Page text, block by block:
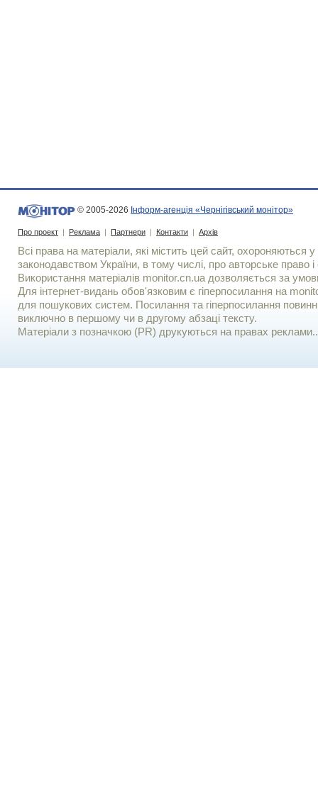
© 2005-2026 Інформ-агенція «Чернігівський монітор»
Про проект | Реклама | Партнери | Контакти | Архів
Всі права на матеріали, які містить цей сайт, охороняються у
законодавством України, в тому числі, про авторське право і
Використання матерiалiв monitor.cn.ua дозволяється за
Для iнтернет-видань обов'язковим є гiперпосилання на
для пошукових систем. Посилання та гіперпосилання
виключно в першому чи в другому абзаці тексту.
Матеріали з позначкою (PR) друкуються на правах реклами..